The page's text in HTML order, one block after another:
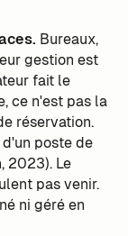
Bureaux,
gestion est
fait le
ce n'est pas la
réservation.
poste de
2023). Le
pas venir.
ni géré en